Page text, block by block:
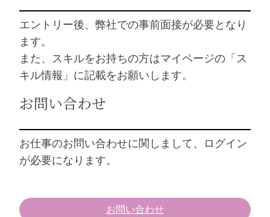
エントリー後、弊社での事前面接が必要となり
ます。
また、スキルをお持ちの方はマイページの「ス
キル情報」に記載をお願いします。
お問い合わせ
お仕事のお問い合わせに関しまして、ログイン
が必要になります。
お問い合わせ